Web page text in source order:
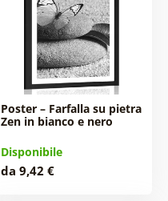
Poster – Farfalla su pietra
Zen in bianco e nero
Disponibile
da 9,42 €